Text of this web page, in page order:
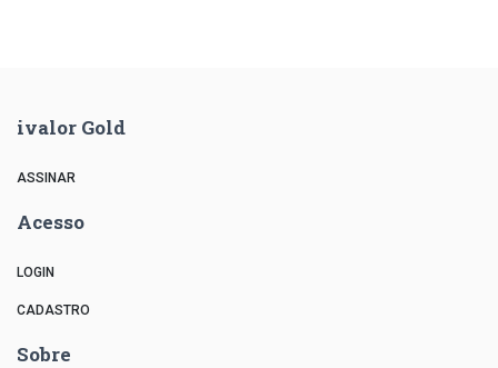
ivalor Gold
ASSINAR
Acesso
LOGIN
CADASTRO
Sobre